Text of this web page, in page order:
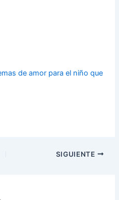
de amor para el niño que
SIGUIENTE